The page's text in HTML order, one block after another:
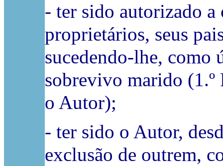
- ter sido autorizado
proprietários, seus
sucedendo-lhe, como
sobrevivo marido (1.º
o Autor);
- ter sido o Autor,
exclusão de outrem,